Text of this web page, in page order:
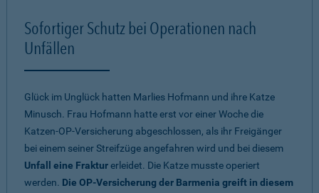
Sofortiger Schutz bei Operationen nach
Unfällen
Glück im Unglück hatten Marlies Hofmann und ihre Katze
Minusch. Frau Hofmann hatte erst vor einer Woche die
Katzen-OP-Versicherung abgeschlossen, als ihr Freigänger
bei einem seiner Streifzüge angefahren wird und bei diesem
Unfall eine Frakturerleidet. Die Katze musste operiert
werden. Die OP-Versicherung der Barmenia greift in diesem